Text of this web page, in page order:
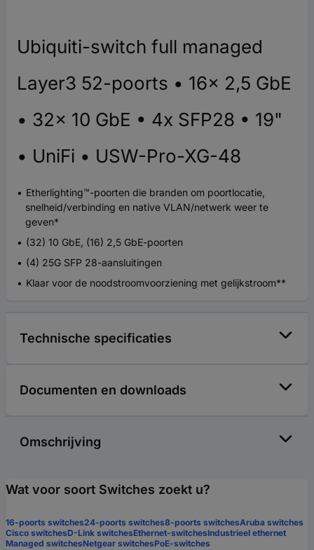
Ubiquiti-switch full managed
Layer3 52-poorts • 16x 2,5 GbE
• 32x 10 GbE • 4x SFP28 • 19"
• UniFi • USW-Pro-XG-48
Etherlighting™-poorten die branden om poortlocatie,
snelheid/verbinding en native VLAN/netwerk weer te
geven*
(32) 10 GbE, (16) 2,5 GbE-poorten
(4) 25G SFP 28-aansluitingen
Klaar voor de noodstroomvoorziening met gelijkstroom**
Technische specificaties
Documenten en downloads
Omschrijving
Wat voor soort Switches zoekt u?
16-poorts switches24-poorts switches8-poorts switchesAruba switches
Cisco switchesD-Link switchesEthernet-switchesIndustrieel ethernet
Managed switchesNetgear switchesPoE-switches